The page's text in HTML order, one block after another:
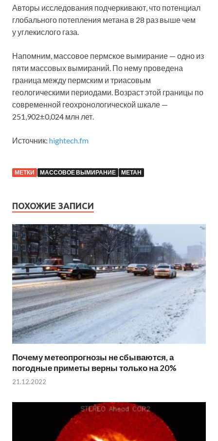
Авторы исследования подчеркивают, что потенциал
глобального потепления метана в 28 раз выше чем
у углекислого газа.
Напомним, массовое пермское вымирание — одно из
пяти массовых вымираний. По нему проведена
граница между пермским и триасовым
геологическими периодами. Возраст этой границы по
современной геохронологической шкале —
251,902±0,024 млн лет.
Источник: hightech.fm
МЕТКИ МАССОВОЕ ВЫМИРАНИЕ МЕТАН
ПОХОЖИЕ ЗАПИСИ
Почему метеопрогнозы не сбываются, а
погодные приметы верны только на 20%
21.12.2022